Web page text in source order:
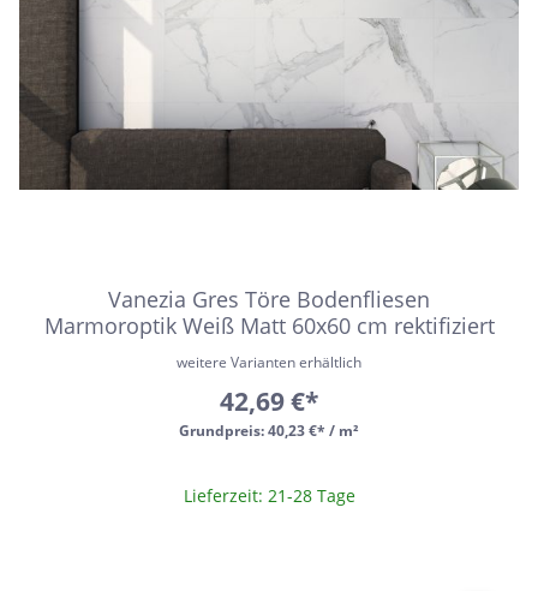
Vanezia Gres Töre Bodenfliesen
Marmoroptik Weiß Matt 60x60 cm rektifiziert
Grundpreis:40,23 €* / m²
weitere Varianten erhältlich
42,69 €*
Lieferzeit: 21-28 Tage